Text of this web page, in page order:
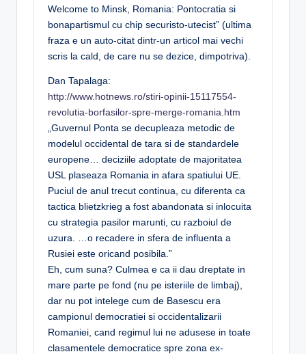
Welcome to Minsk, Romania: Pontocratia si
bonapartismul cu chip securisto-utecist” (ultima
fraza e un auto-citat dintr-un articol mai vechi
scris la cald, de care nu se dezice, dimpotriva).
Dan Tapalaga:
http://www.hotnews.ro/stiri-opinii-15117554-
revolutia-borfasilor-spre-merge-romania.htm
„Guvernul Ponta se decupleaza metodic de
modelul occidental de tara si de standardele
europene… deciziile adoptate de majoritatea
USL plaseaza Romania in afara spatiului UE.
Puciul de anul trecut continua, cu diferenta ca
tactica blietzkrieg a fost abandonata si inlocuita
cu strategia pasilor marunti, cu razboiul de
uzura. …o recadere in sfera de influenta a
Rusiei este oricand posibila.”
Eh, cum suna? Culmea e ca ii dau dreptate in
mare parte pe fond (nu pe isteriile de limbaj),
dar nu pot intelege cum de Basescu era
campionul democratiei si occidentalizarii
Romaniei, cand regimul lui ne adusese in toate
clasamentele democratice spre zona ex-